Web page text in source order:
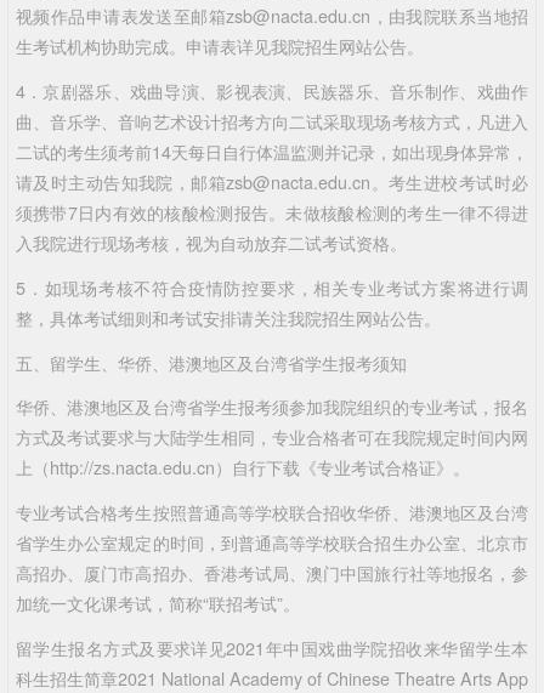
视频作品申请表发送至邮箱zsb@nacta.edu.cn，由我院联系当地招
生考试机构协助完成。申请表详见我院招生网站公告。
4．京剧器乐、戏曲导演、影视表演、民族器乐、音乐制作、戏曲作
曲、音乐学、音响艺术设计招考方向二试采取现场考核方式，凡进入
二试的考生须考前14天每日自行体温监测并记录，如出现身体异常，
请及时主动告知我院，邮箱zsb@nacta.edu.cn。考生进校考试时必
须携带7日内有效的核酸检测报告。未做核酸检测的考生一律不得进
入我院进行现场考核，视为自动放弃二试考试资格。
5．如现场考核不符合疫情防控要求，相关专业考试方案将进行调
整，具体考试细则和考试安排请关注我院招生网站公告。
五、留学生、华侨、港澳地区及台湾省学生报考须知
华侨、港澳地区及台湾省学生报考须参加我院组织的专业考试，报名
方式及考试要求与大陆学生相同，专业合格者可在我院规定时间内网
上（http://zs.nacta.edu.cn）自行下载《专业考试合格证》。
专业考试合格考生按照普通高等学校联合招收华侨、港澳地区及台湾
省学生办公室规定的时间，到普通高等学校联合招生办公室、北京市
高招办、厦门市高招办、香港考试局、澳门中国旅行社等地报名，参
加统一文化课考试，简称“联招考试”。
留学生报名方式及要求详见2021年中国戏曲学院招收来华留学生本
科生招生简章2021 National Academy of Chinese Theatre Arts App